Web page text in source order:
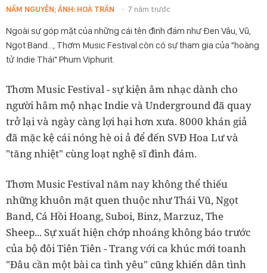
NẤM NGUYỄN; ẢNH: HOÀ TRẦN 7 năm trước
Ngoài sự góp mặt của những cái tên đình đám như Đen Vâu, Vũ,
Ngọt Band..., Thơm Music Festival còn có sự tham gia của "hoàng
tử Indie Thái" Phum Viphurit.
Thơm Music Festival - sự kiện âm nhạc dành cho
người hâm mộ nhạc Indie và Underground đã quay
trở lại và ngày càng lợi hại hơn xưa. 8000 khán giả
đã mặc kệ cái nóng hè oi ả để đến SVĐ Hoa Lư và
"tăng nhiệt" cùng loạt nghệ sĩ đình đám.
Thơm Music Festival năm nay không thể thiếu
những khuôn mặt quen thuộc như Thái Vũ, Ngọt
Band, Cá Hồi Hoang, Suboi, Binz, Marzuz, The
Sheep... Sự xuất hiện chớp nhoáng không báo trước
của bộ đôi Tiên Tiên - Trang với ca khúc mới toanh
"Đâu cần một bài ca tình yêu" cũng khiến dân tình